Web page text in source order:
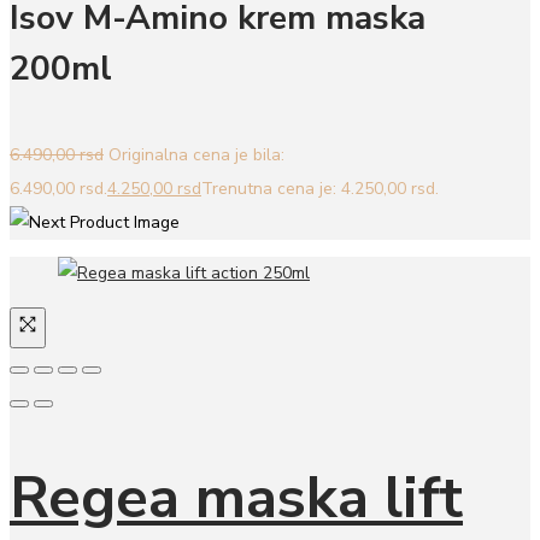
Isov M-Amino krem maska
200ml
6.490,00rsd Originalna cena je bila:
6.490,00 rsd.4.250,00 rsdTrenutna cena je: 4.250,00 rsd.
Regea maska lift